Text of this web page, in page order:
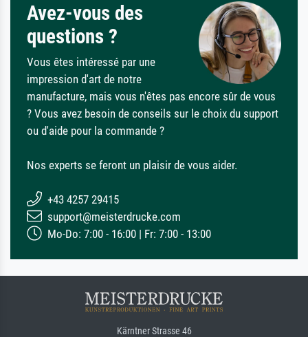
Avez-vous des
questions ?
Vous êtes intéressé par une
impression d'art de notre
manufacture, mais vous n'êtes pas encore sûr de vous
? Vous avez besoin de conseils sur le choix du support
ou d'aide pour la commande ?
Nos experts se feront un plaisir de vous aider.
+43 4257 29415
support@meisterdrucke.com
Mo-Do: 7:00 - 16:00 | Fr: 7:00 - 13:00
Kärntner Strasse 46